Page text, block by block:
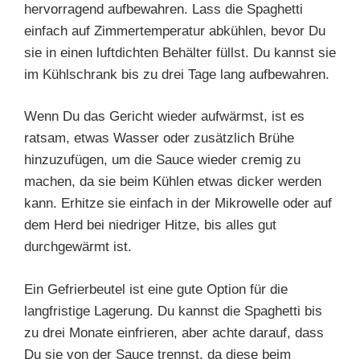
hervorragend aufbewahren. Lass die Spaghetti
einfach auf Zimmertemperatur abkühlen, bevor Du
sie in einen luftdichten Behälter füllst. Du kannst sie
im Kühlschrank bis zu drei Tage lang aufbewahren.
Wenn Du das Gericht wieder aufwärmst, ist es
ratsam, etwas Wasser oder zusätzlich Brühe
hinzuzufügen, um die Sauce wieder cremig zu
machen, da sie beim Kühlen etwas dicker werden
kann. Erhitze sie einfach in der Mikrowelle oder auf
dem Herd bei niedriger Hitze, bis alles gut
durchgewärmt ist.
Ein Gefrierbeutel ist eine gute Option für die
langfristige Lagerung. Du kannst die Spaghetti bis
zu drei Monate einfrieren, aber achte darauf, dass
Du sie von der Sauce trennst, da diese beim